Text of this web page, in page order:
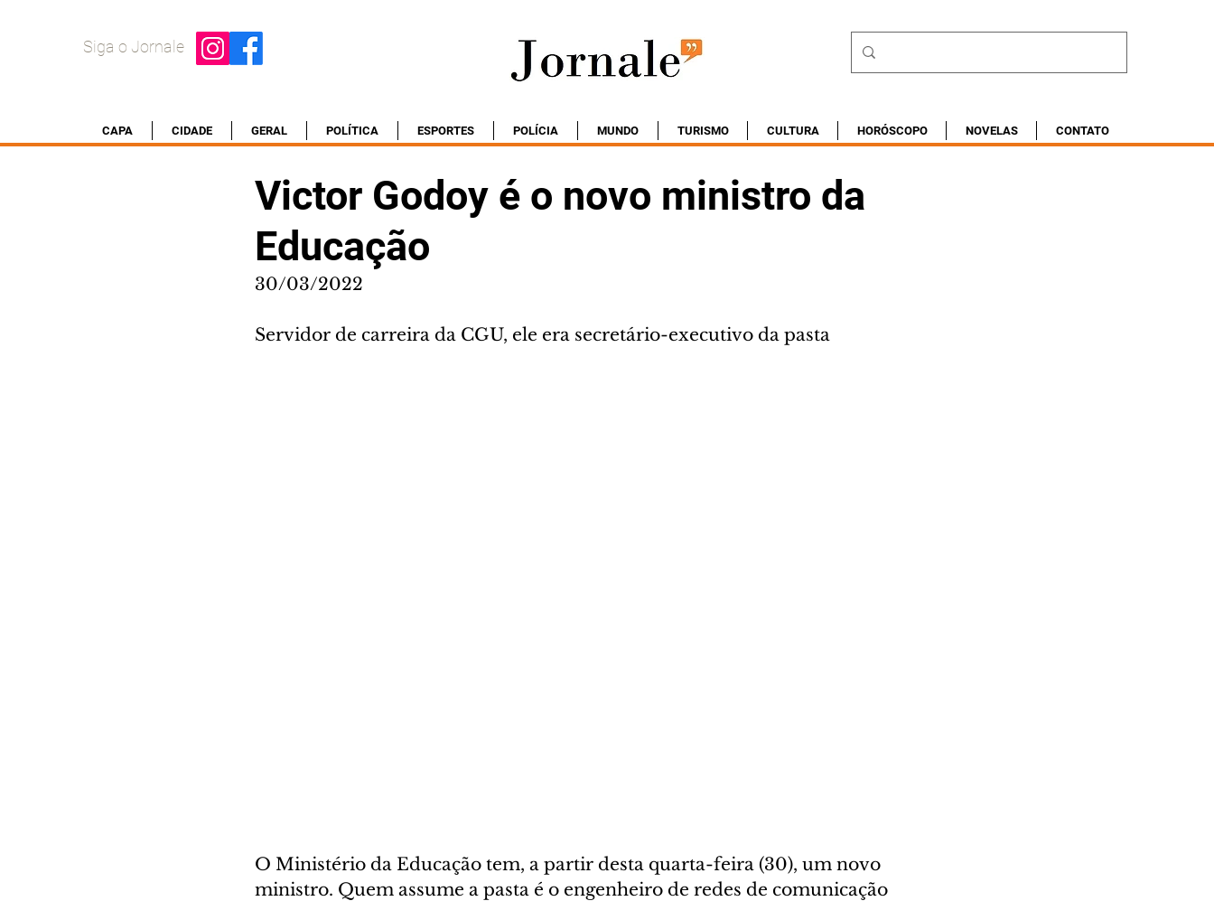
Siga o Jornale
CAPA CIDADE GERAL POLÍTICA ESPORTES POLÍCIA MUNDO TURISMO CULTURA HORÓSCOPO NOVELAS CONTATO
Victor Godoy é o novo ministro da
Educação
30/03/2022
Servidor de carreira da CGU, ele era secretário-executivo da pasta
O Ministério da Educação tem, a partir desta quarta-feira (30), um novo
ministro. Quem assume a pasta é o engenheiro de redes de comunicação